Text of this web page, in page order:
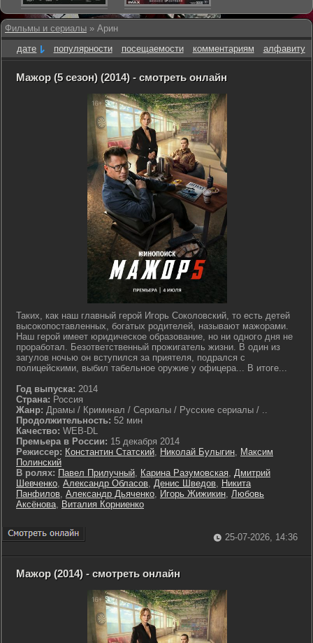
Фильмы и сериалы » Арин
дате
популярности посещаемости комментариям алфавиту
Мажор (5 сезон) (2014) - смотреть онлайн
Таких, как наш главный герой Игорь Соколовский, то есть детей
высокопоставленных, богатых родителей, называют мажорами.
Наш герой имеет юридическое образование, но ни одного дня не
проработал. Безответственный прожигатель жизни. В один из
загулов ночью он вступился за приятеля, подрался с
полицейскими, выбил табельное оружие у офицера... В итоге...
Год выпуска: 2014
Страна: Россия
Жанр: Драмы / Криминал / Сериалы / Русские сериалы / ..
Продолжительность: 52 мин
Качество: WEB-DL
Премьера в России: 15 декабря 2014
Режиссер: Константин Статский, Николай Булыгин, Максим
Полинский
В ролях: Павел Прилучный, Карина Разумовская, Дмитрий
Шевченко, Александр Обласов, Денис Шведов, Никита
Панфилов, Александр Дьяченко, Игорь Жижикин, Любовь
Аксёнова, Виталия Корниенко
25-07-2026, 14:36
Мажор (2014) - смотреть онлайн